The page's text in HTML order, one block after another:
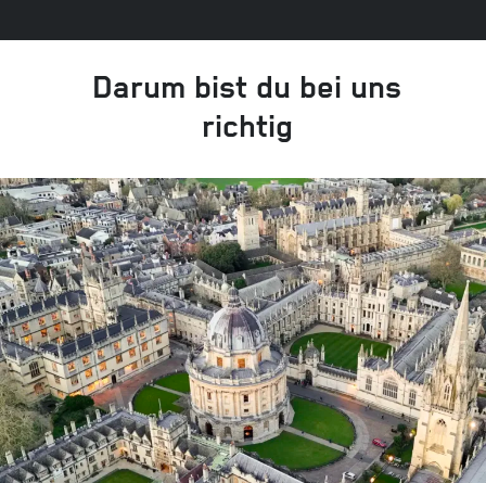
Darum bist du bei uns
richtig